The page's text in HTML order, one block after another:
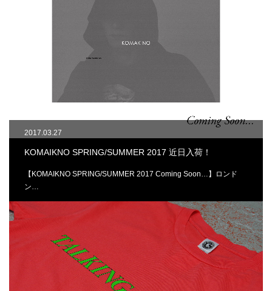
2017.03.27
KOMAIKNO SPRING/SUMMER 2017 近日入荷！
【KOMAIKNO SPRING/SUMMER 2017 Coming Soon…】ロンド
ン…